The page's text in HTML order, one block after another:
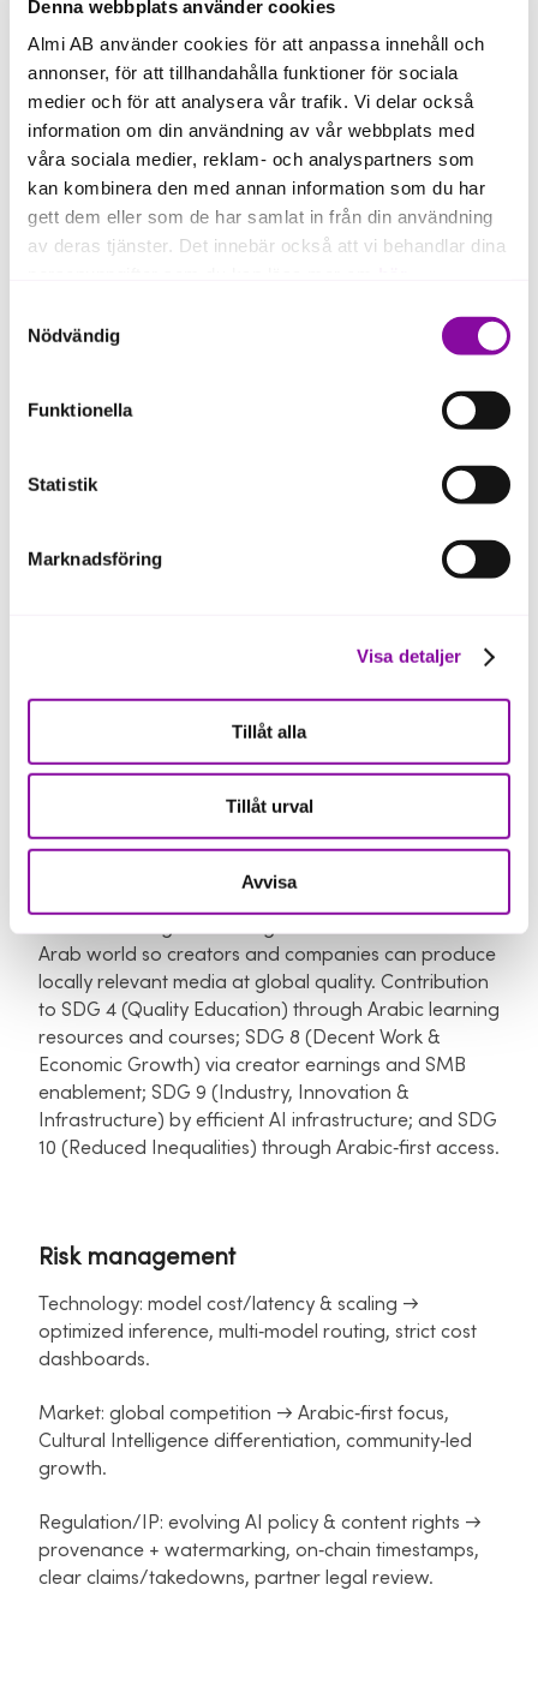
Denna webbplats använder cookies
Almi AB använder cookies för att anpassa innehåll och
annonser, för att tillhandahålla funktioner för sociala
medier och för att analysera vår trafik. Vi delar också
information om din användning av vår webbplats med
våra sociala medier, reklam- och analyspartners som
kan kombinera den med annan information som du har
gett dem eller som de har samlat in från din användning
av deras tjänster. Det innebär också att vi behandlar dina
Om du klickar på avvisa kommer användning av kakor
eller delning av information enligt ovan, inte att ske,
förutom för kakor som är nödvändiga för att hemsidan
ska fungera se mer under inställningar.
Nödvändig
Funktionella
Statistik
Marknadsföring
Visa detaljer
Tillåt alla
Tillåt urval
Avvisa
Runway: ~18 months
Use of Funds: Product & Engineering 70%, GTM &
Marketing 15%, Ops & Admin 15%.
Estimated Turnover (USD): 2026 ≈ $432k, 2027 ≈
$1.86M, 2028 ≈ $4.77M.
(2026→2028).
Revenue Model: subscriptions (freemium→premium),
token top‑ups, (future: B2B/API, marketplace fees,
External investors: JK Investment & Bling Capital
AB(Sweden) — Angel round closed Mar 2025: 1 MSEK
Arab world so creators and companies can produce
locally relevant media at global quality. Contribution
to SDG 4 (Quality Education) through Arabic learning
resources and courses; SDG 8 (Decent Work &
Economic Growth) via creator earnings and SMB
enablement; SDG 9 (Industry, Innovation &
Infrastructure) by efficient AI infrastructure; and SDG
10 (Reduced Inequalities) through Arabic‑first access.
Risk management
Technology: model cost/latency & scaling →
optimized inference, multi‑model routing, strict cost
dashboards.
Market: global competition → Arabic‑first focus,
Cultural Intelligence differentiation, community‑led
growth.
Regulation/IP: evolving AI policy & content rights →
provenance + watermarking, on‑chain timestamps,
clear claims/takedowns, partner legal review.